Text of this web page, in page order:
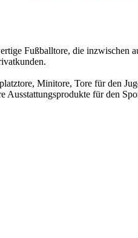
Fußballtore, die inzwischen
Minitore, Tore für den
für den